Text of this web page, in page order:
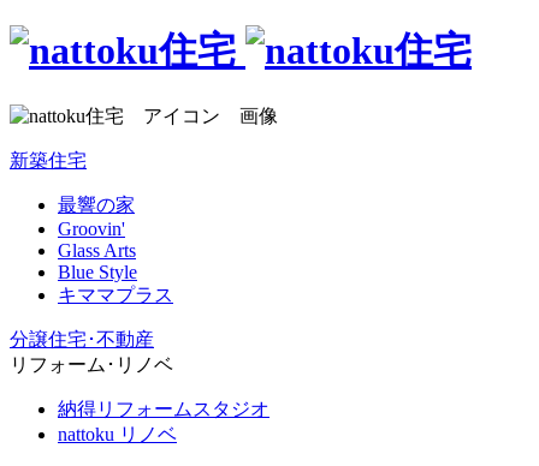
新築住宅
最響の家
Groovin'
Glass Arts
Blue Style
キママプラス
分譲住宅･不動産
リフォーム･リノベ
納得リフォームスタジオ
nattoku リノベ